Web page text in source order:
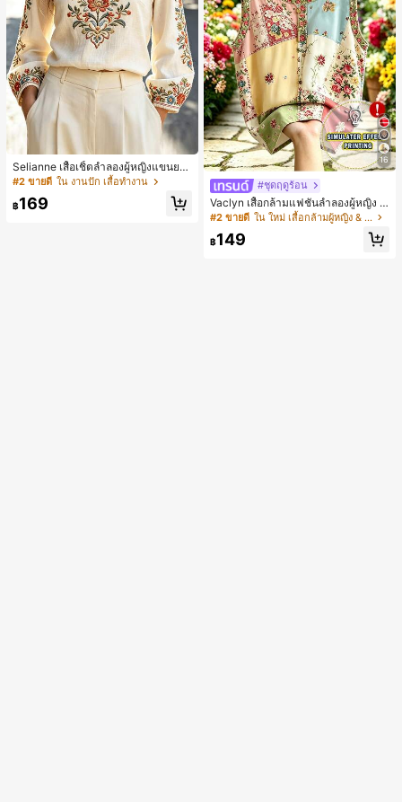
Selianne เสื้อเชิ้ตลำลองผู้หญิงแขนยา
ว คอวีเว้า ลายดอกไม้
#2 ขายดี ใน งานปัก เสื้อทำงาน
฿169
16
#ชุดฤดูร้อน
Vaclyn เสื้อกล้ามแฟชั่นลำลองผู้หญิง ล
ายแพตช์เวิร์ก แขนกุด คอกลม ติดกระดุ
#2 ขายดี ใน ใหม่ เสื้อกล้ามผู้หญิง & Camis
฿149